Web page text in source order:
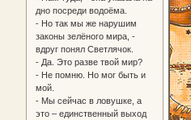
дно посреди водоёма.
- Но так мы же нарушим
законы зелёного мира, -
вдруг понял Светлячок.
- Да. Это разве твой мир?
- Не помню. Но мог быть и
мой.
- Мы сейчас в ловушке, а
это – единственный выход